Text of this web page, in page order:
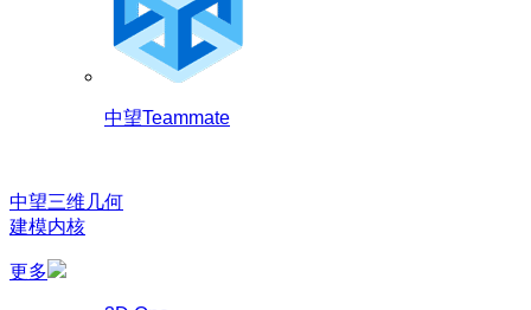
中望Teammate
中望三维几何
建模内核
更多